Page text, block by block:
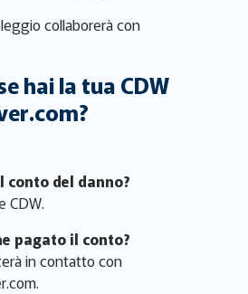
collaborerà con
hai la tua CDW
conto del danno?
CDW.
pagato il conto?
in contatto con